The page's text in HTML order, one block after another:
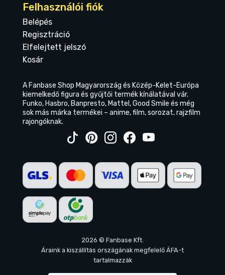
Felhasználói fiók
Belépés
Regisztráció
Elfelejtett jelszó
Kosár
A Fanbase Shop Magyarország és Közép-Kelet-Európa
kiemelkedő figura és gyűjtői termék kínálatával vár.
Funko, Hasbro, Banpresto, Mattel, Good Smile és még
sok más márka termékei – anime, film, sorozat, rajzfilm
rajongóknak.
2026 © Fanbase Kft.
Áraink a kiszállítás országának megfelelő ÁFA-t
tartalmazzák